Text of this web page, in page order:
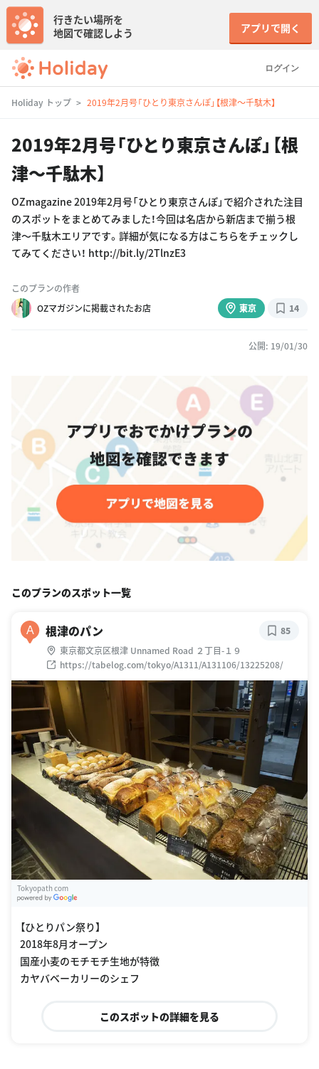
ログイン
行きたい場所を
地図で確認しよう
アプリで開く
Holiday トップ 2019年2月号「ひとり東京さんぽ」【根津〜千駄木】
2019年2月号「ひとり東京さんぽ」【根
津〜千駄木】
OZmagazine 2019年2月号「ひとり東京さんぽ」で紹介された注目
のスポットをまとめてみました！今回は名店から新店まで揃う根
津〜千駄木エリアです。詳細が気になる方はこちらをチェックし
てみてください！ http://bit.ly/2TlnzE3
このプランの作者
OZマガジンに掲載されたお店
東京 14
公開: 19/01/30
このプランのスポット一覧
A 根津のパン
東京都文京区根津 Unnamed Road ２丁目-１９
https://tabelog.com/tokyo/A1311/A131106/13225208/
85
Tokyopath com
【ひとりパン祭り】
2018年8月オープン
国産小麦のモチモチ生地が特徴
カヤバベーカリーのシェフ
このスポットの詳細を見る